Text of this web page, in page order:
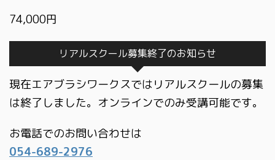
74,000円
リアルスクール募集終了のお知らせ
現在エアブラシワークスではリアルスクールの募集
は終了しました。オンラインでのみ受講可能です。
お電話でのお問い合わせは
054-689-2976